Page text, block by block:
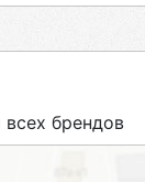
брендов